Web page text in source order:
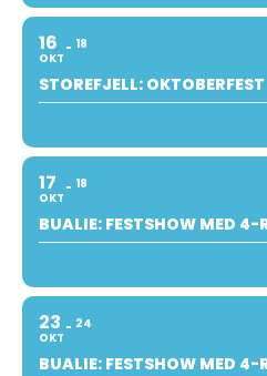
16
OKT
18
STOREFJELL: OKTOBERFEST
17
OKT
18
BUALIE: FESTSHOW MED 4-
23
OKT
24
BUALIE: FESTSHOW MED 4-